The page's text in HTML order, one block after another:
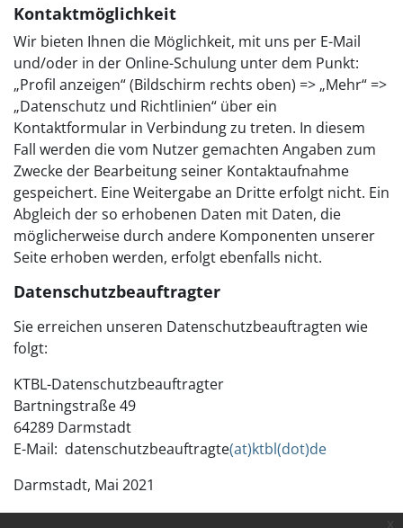
Kontaktmöglichkeit
Wir bieten Ihnen die Möglichkeit, mit uns per E-Mail
und/oder in der Online-Schulung unter dem Punkt:
„Profil anzeigen“ (Bildschirm rechts oben) => „Mehr“ =>
„Datenschutz und Richtlinien“ über ein
Kontaktformular in Verbindung zu treten. In diesem
Fall werden die vom Nutzer gemachten Angaben zum
Zwecke der Bearbeitung seiner Kontaktaufnahme
gespeichert. Eine Weitergabe an Dritte erfolgt nicht. Ein
Abgleich der so erhobenen Daten mit Daten, die
möglicherweise durch andere Komponenten unserer
Seite erhoben werden, erfolgt ebenfalls nicht.
Datenschutzbeauftragter
Sie erreichen unseren Datenschutzbeauftragten wie
folgt:
KTBL-Datenschutzbeauftragter
Bartningstraße 49
64289 Darmstadt
E-Mail: datenschutzbeauftragte(at)ktbl(dot)de
Darmstadt, Mai 2021